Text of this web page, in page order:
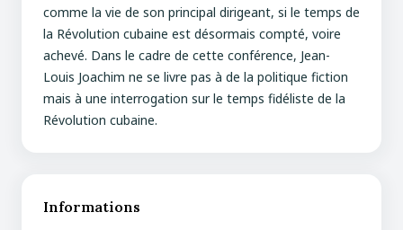
comme la vie de son principal dirigeant, si le temps de
la Révolution cubaine est désormais compté, voire
achevé. Dans le cadre de cette conférence, Jean-
Louis Joachim ne se livre pas à de la politique fiction
mais à une interrogation sur le temps fidéliste de la
Révolution cubaine.
Informations